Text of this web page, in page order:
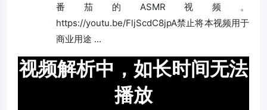
番茄的ASMR视频。
https://youtu.be/FljScdC8jpA禁止将本视频用于
商业用途 ...